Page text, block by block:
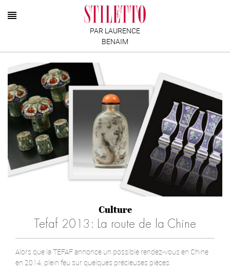
PAR LAURENCE
BENAIM
Culture
Tefaf 2013: La route de la Chine
Alors que la TEFAF annonce un possible rendez-vous en Chine
en 2014, plein feu sur quelques précieuses pièces.